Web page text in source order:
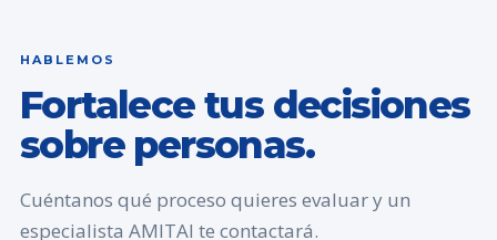
HABLEMOS
Fortalece tus decisiones
sobre personas.
Cuéntanos qué proceso quieres evaluar y un
especialista AMITAI te contactará.